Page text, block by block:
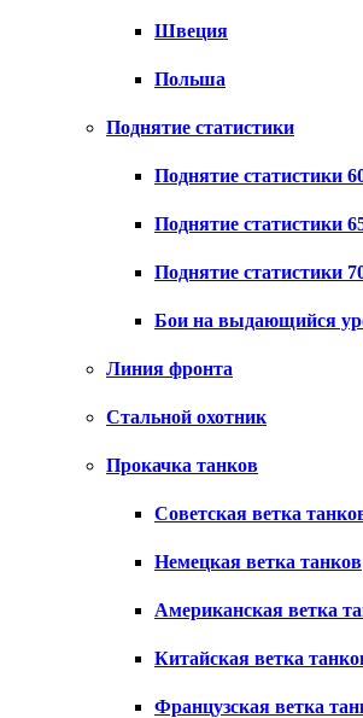
Швеция
Польша
Поднятие статистики
Поднятие статистики
Поднятие статистики
Поднятие статистики
Бои на выдающийся
Линия фронта
Стальной охотник
Прокачка танков
Советская ветка
Немецкая ветка танков
Американская ветка
Китайская ветка
Французская ветка